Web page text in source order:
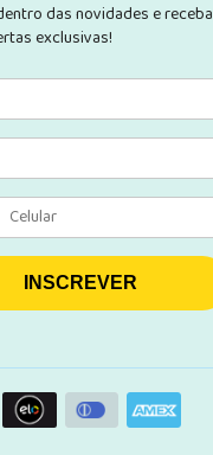
das novidades e receba
exclusivas!
INSCREVER